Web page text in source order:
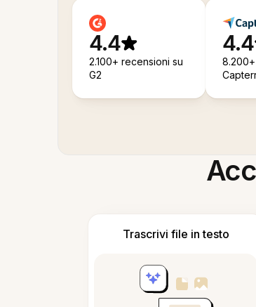
4.4
2.100+ recensioni su
G2
4.4
Trascrivi file in testo